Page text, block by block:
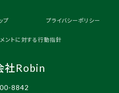
プ プライバシーポリシー
ントに対する行動指針
社Robin
8842